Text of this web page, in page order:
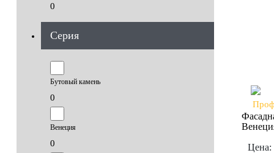
0
Серия
Бутовый камень
0
Венеция
0
Цена: